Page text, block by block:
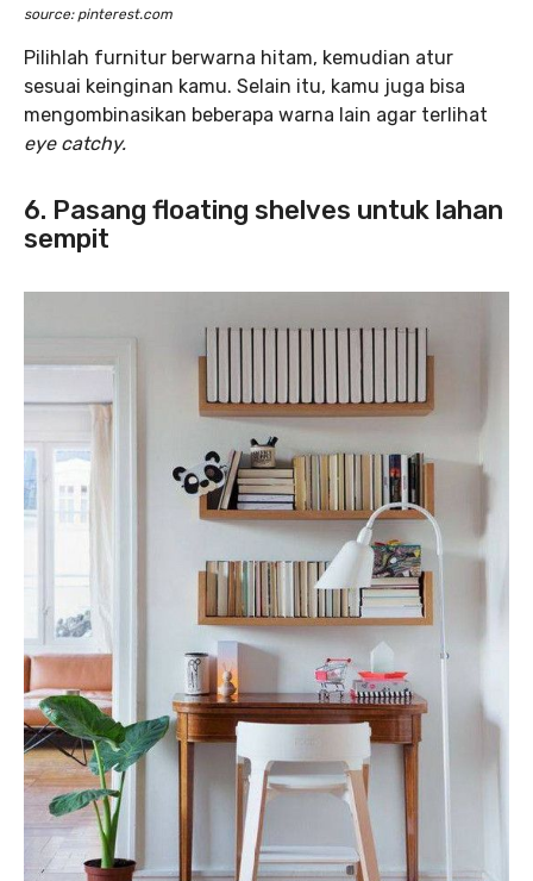
source: pinterest.com
Pilihlah furnitur berwarna hitam, kemudian atur
sesuai keinginan kamu. Selain itu, kamu juga bisa
mengombinasikan beberapa warna lain agar terlihat
eye catchy.
6. Pasang floating shelves untuk lahan
sempit